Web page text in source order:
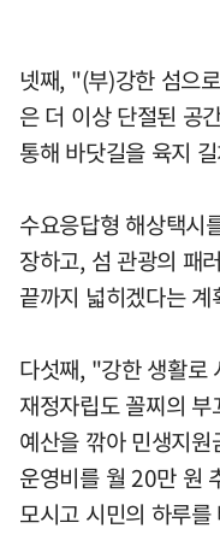
넷째, "(부)강한 섬으
은 더 이상 단절된 공
통해 바닷길을 육지
수요응답형 해상택시
장하고, 섬 관광의 패
끝까지 넓히겠다는 계
다섯째, "강한 생활로
재정자립도 꼴찌의
예산을 깎아 민생지
운영비를 월 20만 원
모시고 시민의 하루